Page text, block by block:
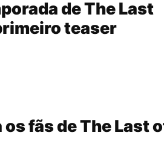
de The Last
teaser
fãs de The Last